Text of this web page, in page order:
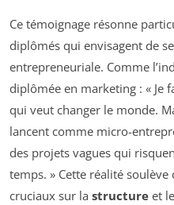
Ce témoignage résonne
diplômés qui envisagent de
entrepreneuriale. Comme
diplômée en marketing : « Je
qui veut changer le monde.
lancent comme micro-
des projets vagues qui
temps. » Cette réalité
cruciaux sur la structure et le